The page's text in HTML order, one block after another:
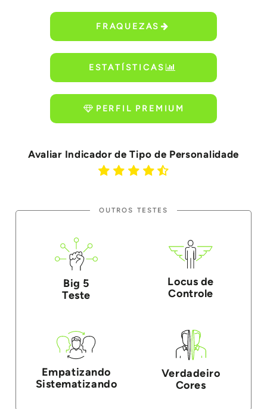
FRAQUEZAS
ESTATÍSTICAS
PERFIL PREMIUM
Avaliar Indicador de Tipo de Personalidade
OUTROS TESTES
Big 5
Teste
Locus de
Controle
Empatizando
Sistematizando
Verdadeiro
Cores